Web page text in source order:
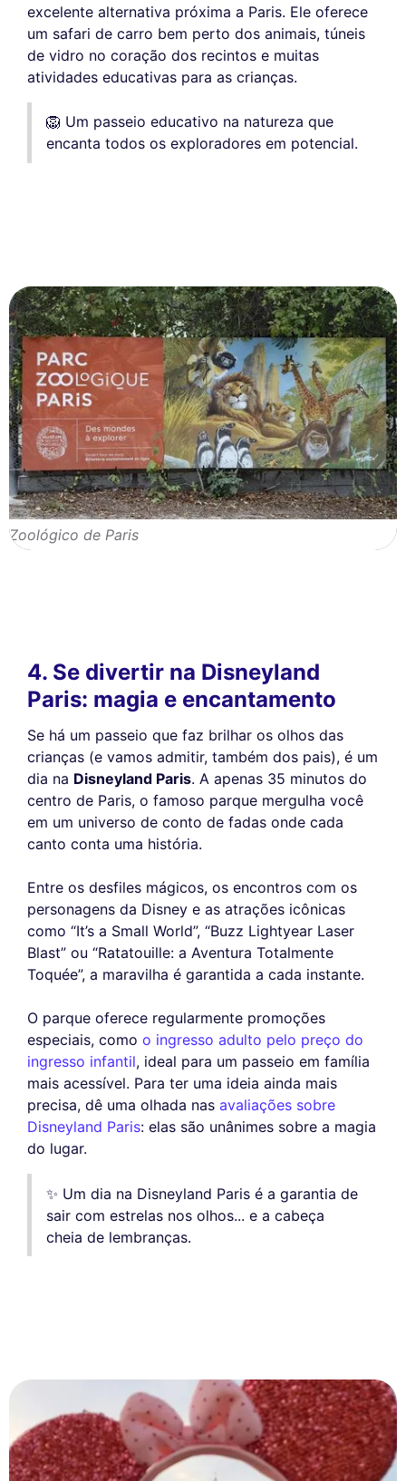
excelente alternativa próxima a Paris. Ele oferece
um safari de carro bem perto dos animais, túneis
de vidro no coração dos recintos e muitas
atividades educativas para as crianças.
🦁 Um passeio educativo na natureza que
encanta todos os exploradores em potencial.
Zoológico de Paris
4. Se divertir na Disneyland
Paris: magia e encantamento
Se há um passeio que faz brilhar os olhos das
crianças (e vamos admitir, também dos pais), é um
dia na Disneyland Paris. A apenas 35 minutos do
centro de Paris, o famoso parque mergulha você
em um universo de conto de fadas onde cada
canto conta uma história.
Entre os desfiles mágicos, os encontros com os
personagens da Disney e as atrações icônicas
como “It’s a Small World”, “Buzz Lightyear Laser
Blast” ou “Ratatouille: a Aventura Totalmente
Toquée”, a maravilha é garantida a cada instante.
O parque oferece regularmente promoções
especiais, como o ingresso adulto pelo preço do
ingresso infantil, ideal para um passeio em família
mais acessível. Para ter uma ideia ainda mais
precisa, dê uma olhada nas avaliações sobre
Disneyland Paris: elas são unânimes sobre a magia
do lugar.
✨ Um dia na Disneyland Paris é a garantia de
sair com estrelas nos olhos... e a cabeça
cheia de lembranças.